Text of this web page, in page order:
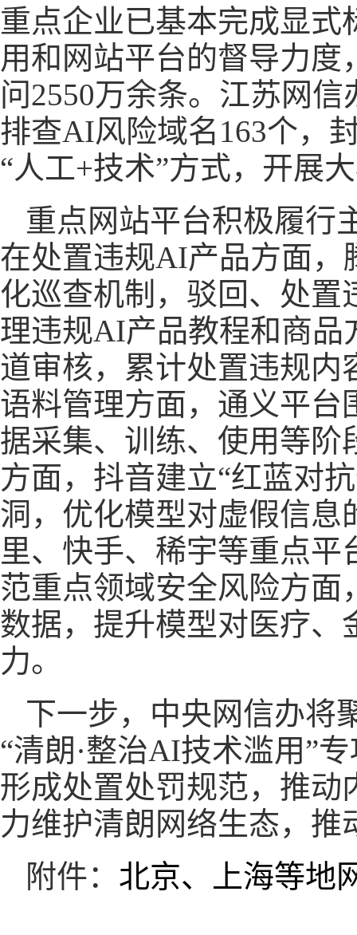
重点企业已基本完成显
用和网站平台的督导力
问2550万余条。江苏网
排查AI风险域名163个，
“人工+技术”方式，开展
重点网站平台积极履行
在处置违规AI产品方面，
化巡查机制，驳回、处置
理违规AI产品教程和商品
道审核，累计处置违规内
语料管理方面，通义平台
据采集、训练、使用等阶
方面，抖音建立“红蓝对
洞，优化模型对虚假信息
里、快手、稀宇等重点
范重点领域安全风险方
数据，提升模型对医疗、
力。
下一步，中央网信办将
“清朗·整治AI技术滥用”
形成处置处罚规范，推动
力维护清朗网络生态，推
附件： 北京、上海等地